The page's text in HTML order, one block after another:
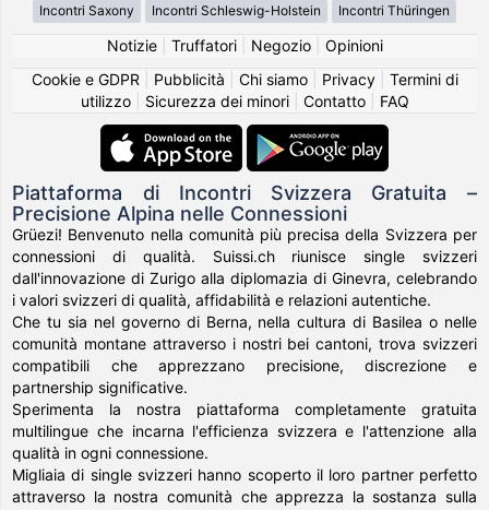
Incontri Saxony Incontri Schleswig-Holstein Incontri Thüringen
Notizie| Truffatori| Negozio| Opinioni
Cookie e GDPR
Pubblicità Chi siamo| Privacy| Termini di
utilizzo| Sicurezza dei minori| Contatto| FAQ
Piattaforma di Incontri Svizzera Gratuita –
Precisione Alpina nelle Connessioni
Grüezi! Benvenuto nella comunità più precisa della Svizzera per
connessioni di qualità. Suissi.ch riunisce single svizzeri
dall'innovazione di Zurigo alla diplomazia di Ginevra, celebrando
i valori svizzeri di qualità, affidabilità e relazioni autentiche.
Che tu sia nel governo di Berna, nella cultura di Basilea o nelle
comunità montane attraverso i nostri bei cantoni, trova svizzeri
compatibili che apprezzano precisione, discrezione e
partnership significative.
Sperimenta la nostra piattaforma completamente gratuita
multilingue che incarna l'efficienza svizzera e l'attenzione alla
qualità in ogni connessione.
Migliaia di single svizzeri hanno scoperto il loro partner perfetto
attraverso la nostra comunità che apprezza la sostanza sulla